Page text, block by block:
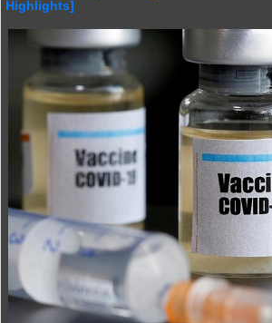
Highlights]